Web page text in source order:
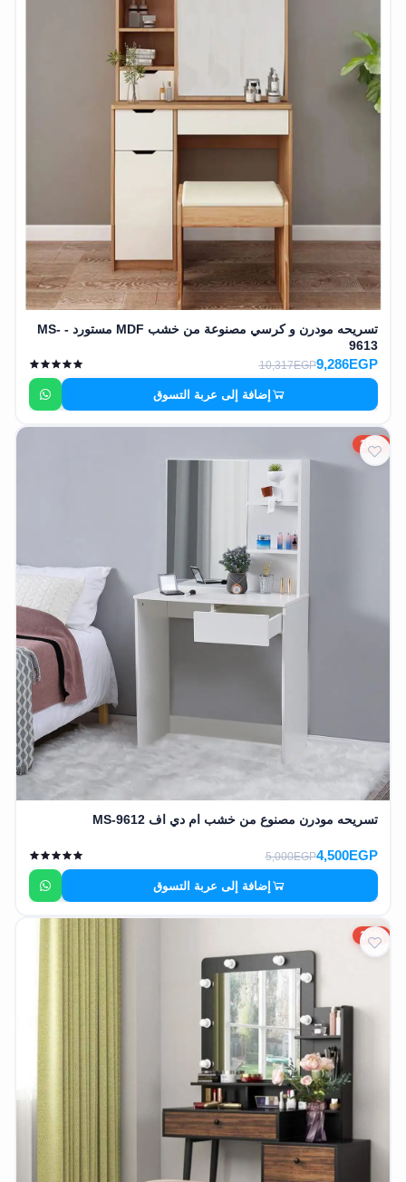
تسريحه مودرن و كرسي مصنوعة من خشب MDF مستورد - MS-
9613
9,286EGP
10,317EGP
إضافة إلى عربة التسوق
10%
تسريحه مودرن مصنوع من خشب ام دي اف MS-9612
4,500EGP
5,000EGP
إضافة إلى عربة التسوق
10%